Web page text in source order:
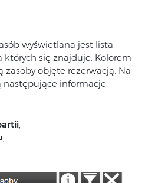
wyświetlana jest lista
których się znajduje. Kolorem
zasoby objęte rezerwacją. Na
następujące informacje:
,
,